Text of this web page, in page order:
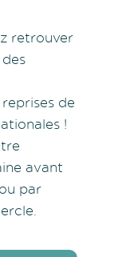
retrouver
de
!
avant
par